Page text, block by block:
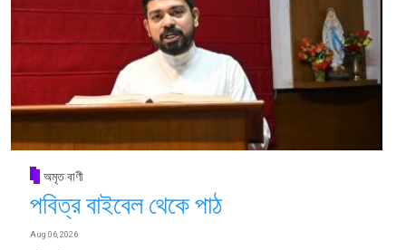
অমৃত বাণী
পবিত্র বাইবেল থেকে পাঠ
Aug 06, 2026